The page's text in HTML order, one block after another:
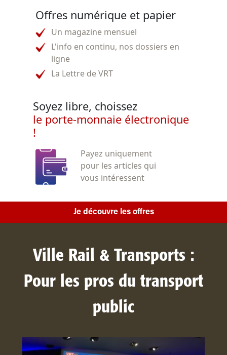
Offres numérique et papier
Un magazine mensuel
L'info en continu, nos dossiers en
ligne
La Lettre de VRT
Soyez libre, choissez
le porte-monnaie électronique
!
Payez uniquement
pour les articles qui
vous intéressent
Je découvre les offres
Ville Rail & Transports :
Pour les pros du transport
public